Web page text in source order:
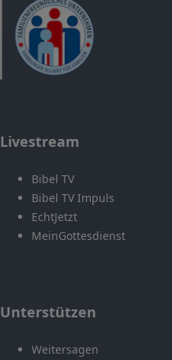
Livestream
Bibel TV
Bibel TV Impuls
EchtJetzt
MeinGottesdienst
Unterstützen
Weitersagen